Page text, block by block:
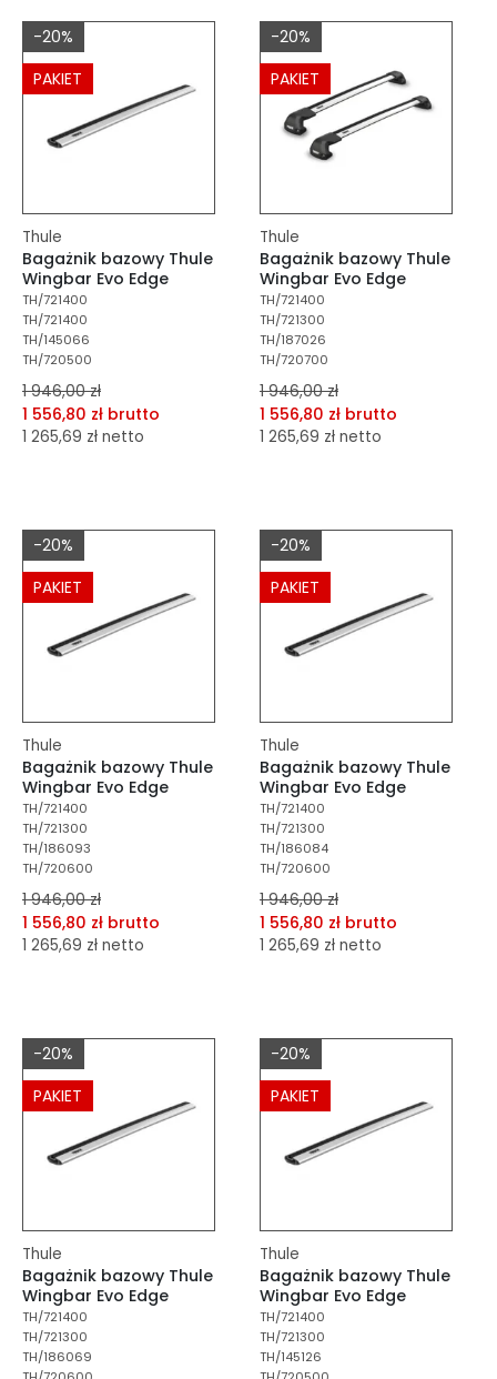
Do koszyka
Do koszyka
-20%
PAKIET
Thule
Bagażnik bazowy Thule
Wingbar Evo Edge
TH/721400
TH/721400
TH/145066
TH/720500
1 946,00 zł
1 556,80 zł brutto
1 265,69 zł netto
Do koszyka
-20%
PAKIET
Thule
Bagażnik bazowy Thule
Wingbar Evo Edge
TH/721400
TH/721300
TH/187026
TH/720700
1 946,00 zł
1 556,80 zł brutto
1 265,69 zł netto
Do koszyka
-20%
PAKIET
Thule
Bagażnik bazowy Thule
Wingbar Evo Edge
TH/721400
TH/721300
TH/186093
TH/720600
1 946,00 zł
1 556,80 zł brutto
1 265,69 zł netto
Do koszyka
-20%
PAKIET
Thule
Bagażnik bazowy Thule
Wingbar Evo Edge
TH/721400
TH/721300
TH/186084
TH/720600
1 946,00 zł
1 556,80 zł brutto
1 265,69 zł netto
Do koszyka
-20%
PAKIET
Thule
Bagażnik bazowy Thule
Wingbar Evo Edge
TH/721400
TH/721300
TH/186069
-20%
PAKIET
Thule
Bagażnik bazowy Thule
Wingbar Evo Edge
TH/721400
TH/721300
TH/145126